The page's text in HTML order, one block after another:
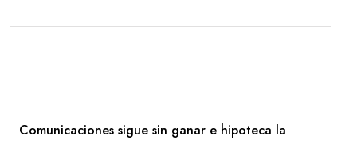
Comunicaciones sigue sin ganar e hipoteca la